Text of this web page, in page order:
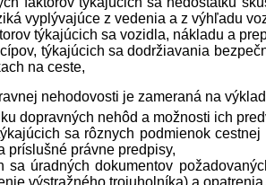
vyplývajúce z vedenia a z výhľadu
týkajúcich sa vozidla, nákladu a
týkajúcich sa dodržiavania
na ceste,
nehodovosti je zameraná na
dopravných nehôd a možnosti ich
sa rôznych podmienok
príslušné právne predpisy,
sa úradných dokumentov
výstražného trojuholníka) a